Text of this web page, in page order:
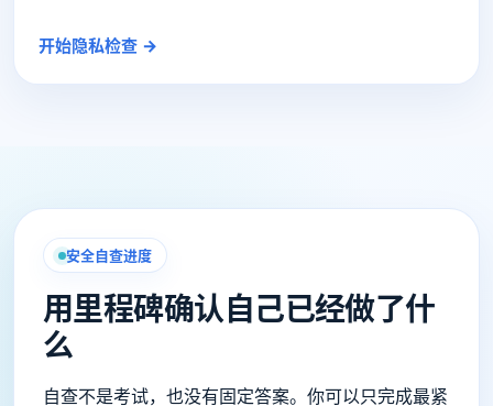
开始隐私检查 →
安全自查进度
用里程碑确认自己已经做了什
么
自查不是考试，也没有固定答案。你可以只完成最紧